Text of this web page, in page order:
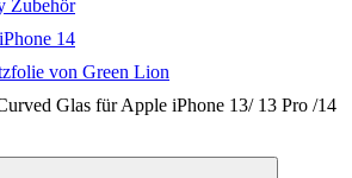
Zubehör
14
von Green Lion
Glas für Apple iPhone 13/ 13 Pro /14